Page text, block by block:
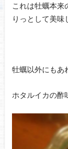
これは牡蠣本来
りっとして美味
牡蠣以外にもあ
ホタルイカの酢